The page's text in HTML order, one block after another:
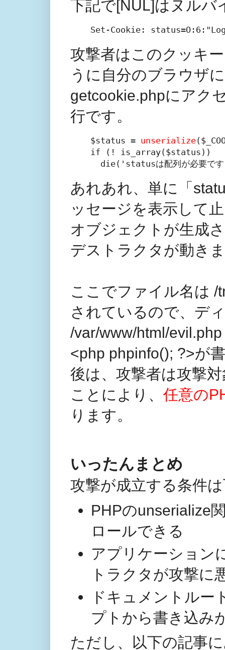
下記で[NUL]はヌルバ
Set-Cookie:
攻撃者はこのクッキ
うに自分のブラウザ
getcookie.phpにアク
行です。
$status = unserialize
if (! is_array($status))
die('statusは配列が必要で
あれあれ、単に「
ッセージを表示して
オブジェクトが生成
デストラクタが動き
ここでファイル名は /
されているので、デ
/var/www/html/
<php phpinfo(); ?>が
後は、攻撃者は攻撃
ことにより、 任意の
ります。
いったんまとめ
攻撃が成立する条件
PHPのunserialize
ロールできる
アプリケーション
トラクタが攻撃に
ドキュメントルー
プトから書き込み
ただし、以下の記事